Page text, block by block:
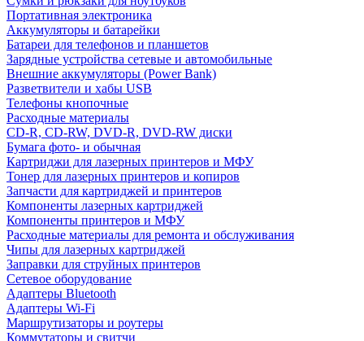
Портативная электроника
Аккумуляторы и батарейки
Батареи для телефонов и планшетов
Зарядные устройства сетевые и автомобильные
Внешние аккумуляторы (Power Bank)
Разветвители и хабы USB
Телефоны кнопочные
Расходные материалы
CD-R, CD-RW, DVD-R, DVD-RW диски
Бумага фото- и обычная
Картриджи для лазерных принтеров и МФУ
Тонер для лазерных принтеров и копиров
Запчасти для картриджей и принтеров
Компоненты лазерных картриджей
Компоненты принтеров и МФУ
Расходные материалы для ремонта и обслуживания
Чипы для лазерных картриджей
Заправки для струйных принтеров
Сетевое оборудование
Адаптеры Bluetooth
Адаптеры Wi-Fi
Маршрутизаторы и роутеры
Коммутаторы и свитчи